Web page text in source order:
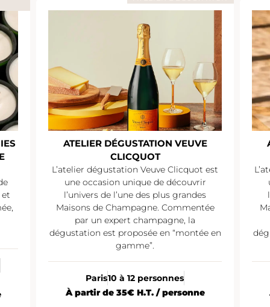
ATELIER DÉGUSTATION VEUVE
CLICQUOT
L’atelier dégustation Veuve Clicquot est
une occasion unique de découvrir
l’univers de l’une des plus grandes
Maisons de Champagne. Commentée
par un expert champagne, la
dégustation est proposée en “montée en
gamme”.
Paris10 à 12 personnes
À partir de 35€ H.T. / personne